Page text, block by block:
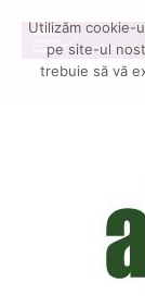
Utilizăm cookie-
pe site-ul
trebuie să vă